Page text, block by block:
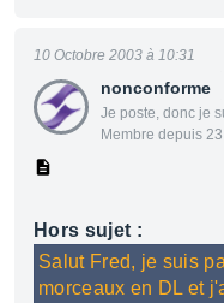
nonconforme
Je poste, donc je
Membre depuis
10 Octobre 2003 à 10:31
Hors sujet :
Salut Fred, je suis
morceaux en DL et